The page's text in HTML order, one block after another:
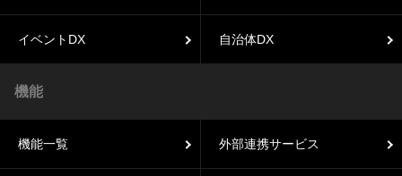
イベントDX 自治体DX
機能
機能一覧 外部連携サービス